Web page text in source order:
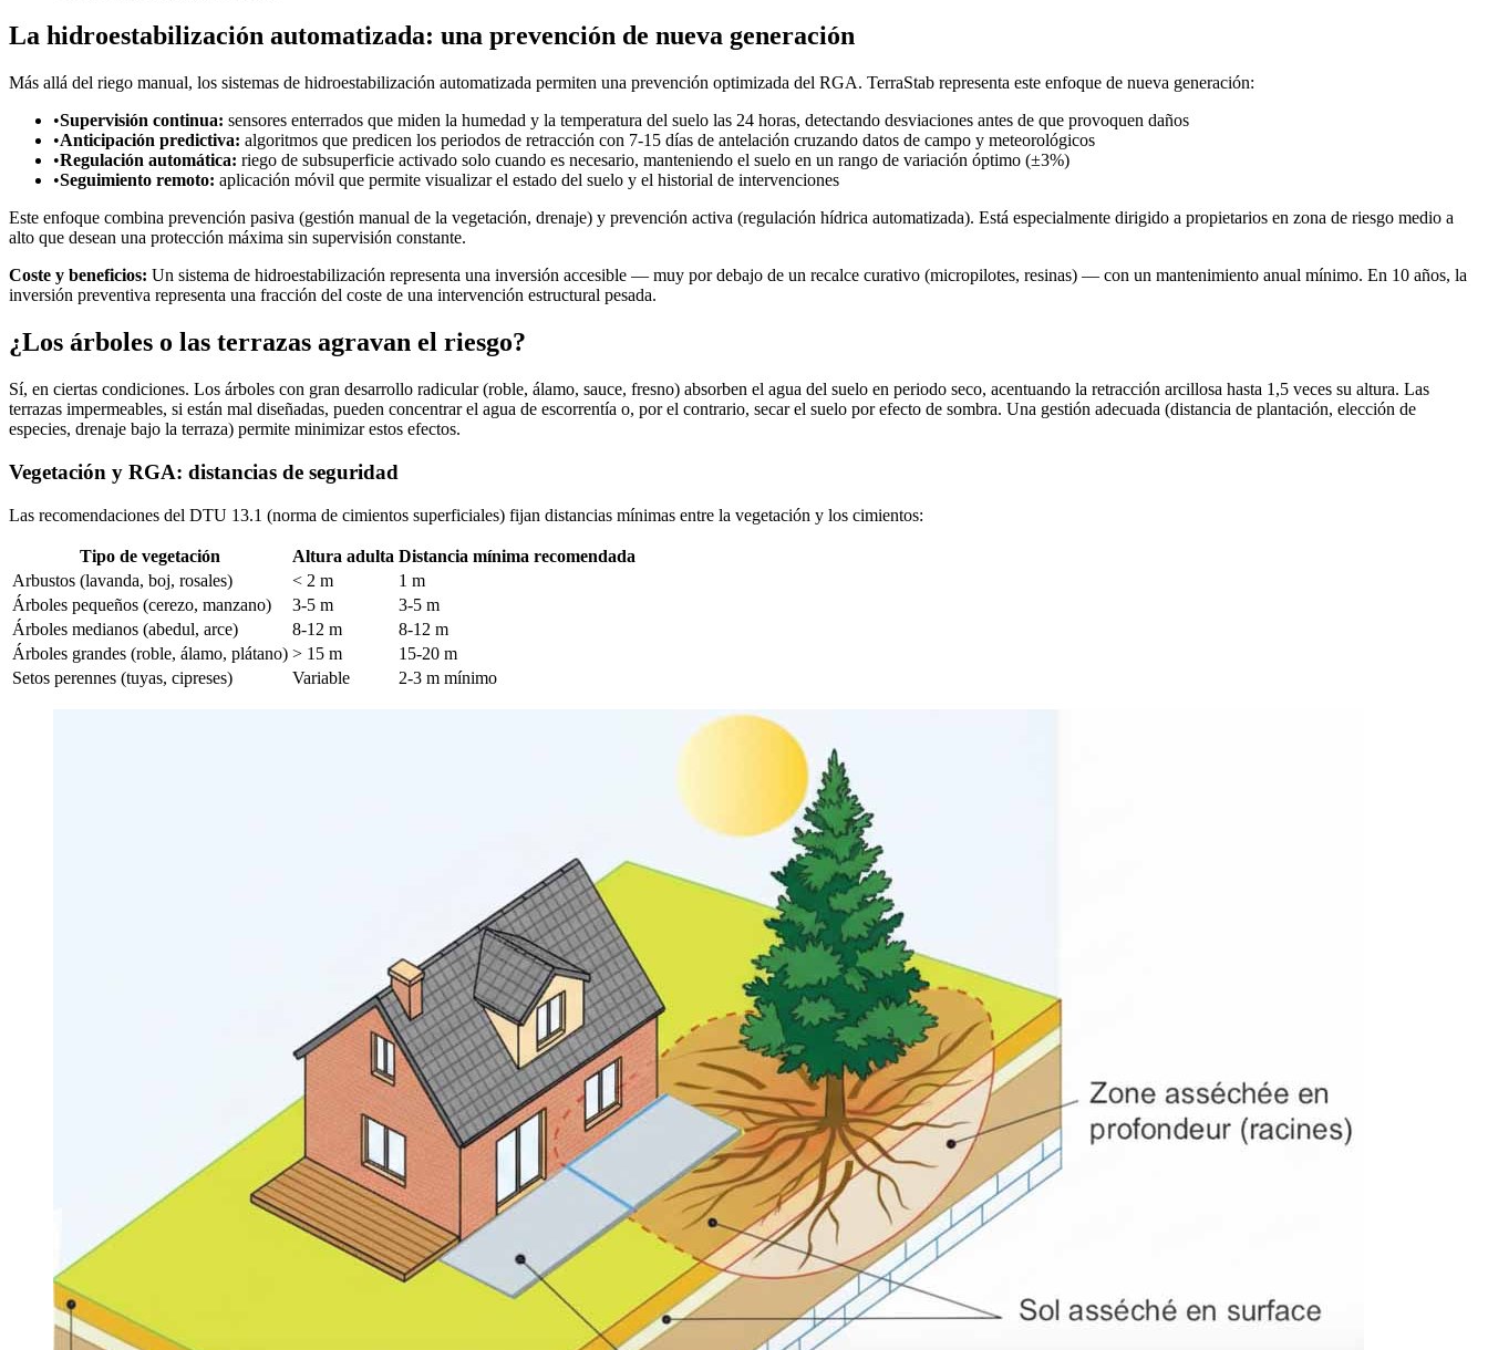
La hidroestabilización automatizada: una prevención de nueva generación
Más allá del riego manual, los sistemas de hidroestabilización automatizada permiten una prevención optimizada del RGA. TerraStab representa este enfoque de nueva generación:
•Supervisión continua: sensores enterrados que miden la humedad y la temperatura del suelo las 24 horas, detectando desviaciones antes de que provoquen daños
•Anticipación predictiva: algoritmos que predicen los periodos de retracción con 7-15 días de antelación cruzando datos de campo y meteorológicos
•Regulación automática: riego de subsuperficie activado solo cuando es necesario, manteniendo el suelo en un rango de variación óptimo (±3%)
•Seguimiento remoto: aplicación móvil que permite visualizar el estado del suelo y el historial de intervenciones
Este enfoque combina prevención pasiva (gestión manual de la vegetación, drenaje) y prevención activa (regulación hídrica automatizada). Está especialmente dirigido a propietarios en zona de riesgo medio a
alto que desean una protección máxima sin supervisión constante.
Coste y beneficios: Un sistema de hidroestabilización representa una inversión accesible — muy por debajo de un recalce curativo (micropilotes, resinas) — con un mantenimiento anual mínimo. En 10 años, la
inversión preventiva representa una fracción del coste de una intervención estructural pesada.
¿Los árboles o las terrazas agravan el riesgo?
Sí, en ciertas condiciones. Los árboles con gran desarrollo radicular (roble, álamo, sauce, fresno) absorben el agua del suelo en periodo seco, acentuando la retracción arcillosa hasta 1,5 veces su altura. Las
terrazas impermeables, si están mal diseñadas, pueden concentrar el agua de escorrentía o, por el contrario, secar el suelo por efecto de sombra. Una gestión adecuada (distancia de plantación, elección de
especies, drenaje bajo la terraza) permite minimizar estos efectos.
Vegetación y RGA: distancias de seguridad
Las recomendaciones del DTU 13.1 (norma de cimientos superficiales) fijan distancias mínimas entre la vegetación y los cimientos:
Tipo de vegetación Altura adulta Distancia mínima recomendada
Arbustos (lavanda, boj, rosales)
< 2 m
1 m
Árboles pequeños (cerezo, manzano)
3-5 m
3-5 m
Árboles medianos (abedul, arce)
8-12 m
8-12 m
Árboles grandes (roble, álamo, plátano) > 15 m
15-20 m
Setos perennes (tuyas, cipreses)
Variable 2-3 m mínimo